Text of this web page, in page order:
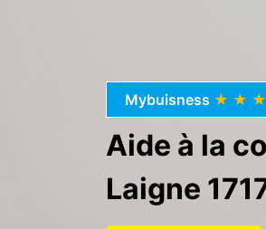
Mybuisness
Aide à la
Laigne